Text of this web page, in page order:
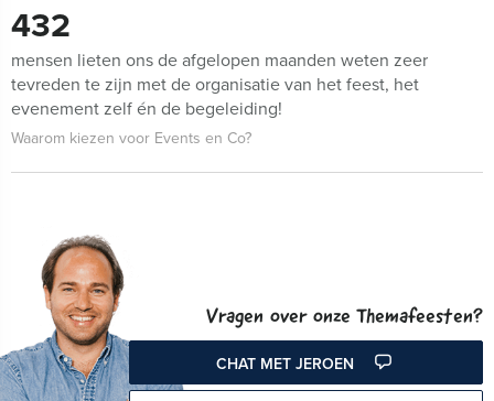
432
mensen lieten ons de afgelopen maanden weten zeer
tevreden te zijn met de organisatie van het feest, het
evenement zelf én de begeleiding!
Waarom kiezen voor Events en Co?
Vragen over onze Themafeesten?
CHAT MET JEROEN